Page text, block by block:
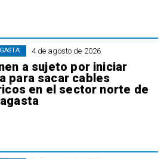
4 de agosto de 2026
a sujeto por iniciar
para sacar cables
en el sector norte de